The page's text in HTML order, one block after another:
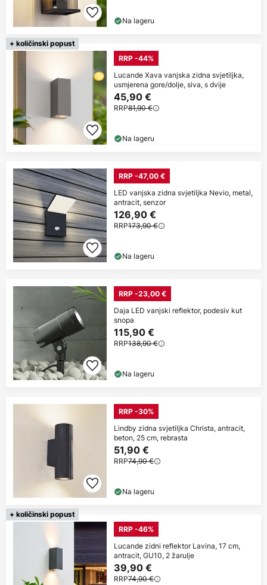
Na lageru
+ količinski popust
RRP -44%
Lucande Xava vanjska zidna svjetiljka,
usmjerena gore/dolje, siva, s dvije
45,90 €
RRP81,90 €
Na lageru
RRP -47,00 €
LED vanjska zidna svjetiljka Nevio, metal,
antracit, senzor
126,90 €
RRP173,90 €
Na lageru
RRP -23,00 €
Daja LED vanjski reflektor, podesiv kut
snopa
115,90 €
RRP138,90 €
Na lageru
RRP -30%
Lindby zidna svjetiljka Christa, antracit,
beton, 25 cm, rebrasta
51,90 €
RRP74,90 €
Na lageru
+ količinski popust
RRP -46%
Lucande zidni reflektor Lavina, 17 cm,
antracit, GU10, 2 žarulje
39,90 €
RRP74,90 €